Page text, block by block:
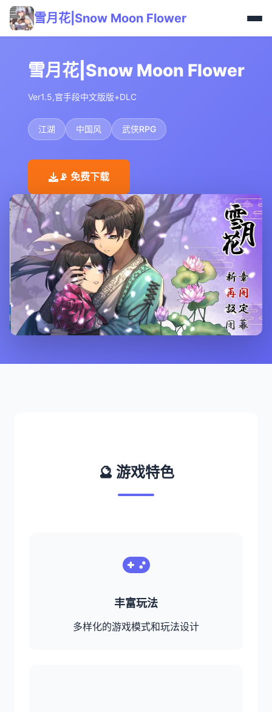
雪月花|Snow Moon Flower
雪月花|Snow Moon Flower
Ver1.5,官手段中文版版+DLC
江湖 中国风 武侠RPG
📡 免费下载
🔮 游戏特色
丰富玩法
多样化的游戏模式和玩法设计